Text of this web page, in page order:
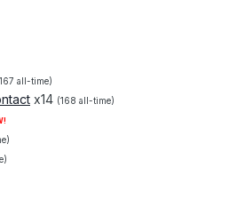
all-time)
x14 (168 all-time)